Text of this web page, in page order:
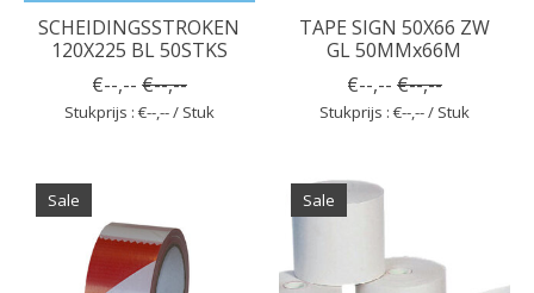
SCHEIDINGSSTROKEN
120X225 BL 50STKS
€--,-- €--,--
Stukprijs : €--,-- / Stuk
TAPE SIGN 50X66 ZW
GL 50MMx66M
€--,-- €--,--
Stukprijs : €--,-- / Stuk
Sale Sale